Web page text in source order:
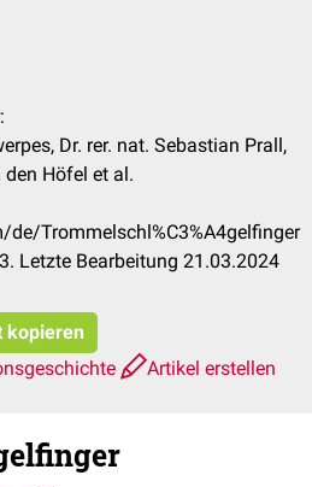
Dr. rer. nat. Sebastian Prall,
Höfel et al.
Trommelschl%C3%A4gelfinger
Letzte Bearbeitung 21.03.2024
kopieren
Artikel erstellen